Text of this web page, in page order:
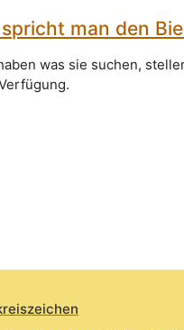
man den
was sie suchen,